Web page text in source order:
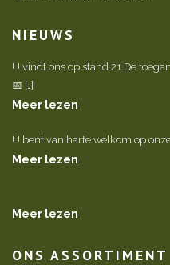
NIEUWS
U vindt ons op stand 21 De
📅 […]
Meer lezen
U bent van harte welkom op
Meer lezen
Meer lezen
ONS ASSORTIMENT